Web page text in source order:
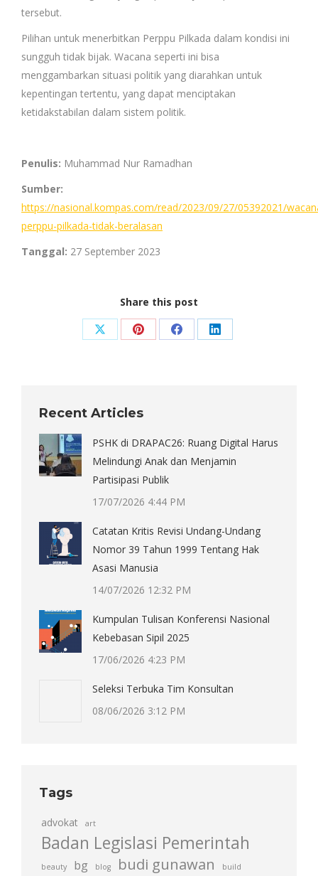
tersebut.
Pilihan untuk menerbitkan Perppu Pilkada dalam kondisi ini
sungguh tidak bijak. Wacana seperti ini bisa
menggambarkan situasi politik yang diarahkan untuk
kepentingan tertentu, yang dapat menciptakan
ketidakstabilan dalam sistem politik.
Penulis: Muhammad Nur Ramadhan
Sumber:
https://nasional.kompas.com/read/2023/09/27/05392021/
perppu-pilkada-tidak-beralasan
Tanggal: 27 September 2023
Share this post
Share Share Share Share
Recent Articles
PSHK di DRAPAC26: Ruang Digital Harus
Melindungi Anak dan Menjamin
Partisipasi Publik
17/07/2026 4:44 PM
Catatan Kritis Revisi Undang-Undang
Nomor 39 Tahun 1999 Tentang Hak
Asasi Manusia
14/07/2026 12:32 PM
Kumpulan Tulisan Konferensi Nasional
Kebebasan Sipil 2025
17/06/2026 4:23 PM
Seleksi Terbuka Tim Konsultan
08/06/2026 3:12 PM
Tags
advokat art
Badan Legislasi Pemerintah
beauty bg blog budi gunawan build